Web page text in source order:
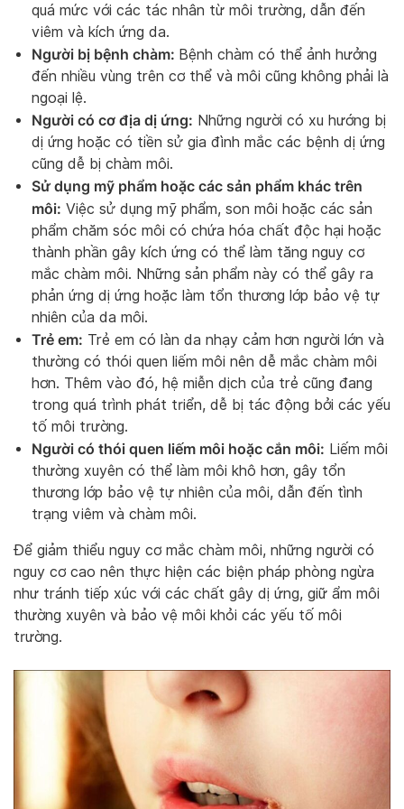
quá mức với các tác nhân từ môi trường, dẫn đến
viêm và kích ứng da.
Người bị bệnh chàm: Bệnh chàm có thể ảnh hưởng
đến nhiều vùng trên cơ thể và môi cũng không phải là
ngoại lệ.
Người có cơ địa dị ứng: Những người có xu hướng bị
dị ứng hoặc có tiền sử gia đình mắc các bệnh dị ứng
cũng dễ bị chàm môi.
Sử dụng mỹ phẩm hoặc các sản phẩm khác trên
môi: Việc sử dụng mỹ phẩm, son môi hoặc các sản
phẩm chăm sóc môi có chứa hóa chất độc hại hoặc
thành phần gây kích ứng có thể làm tăng nguy cơ
mắc chàm môi. Những sản phẩm này có thể gây ra
phản ứng dị ứng hoặc làm tổn thương lớp bảo vệ tự
nhiên của da môi.
Trẻ em: Trẻ em có làn da nhạy cảm hơn người lớn và
thường có thói quen liếm môi nên dễ mắc chàm môi
hơn. Thêm vào đó, hệ miễn dịch của trẻ cũng đang
trong quá trình phát triển, dễ bị tác động bởi các yếu
tố môi trường.
Người có thói quen liếm môi hoặc cắn môi: Liếm môi
thường xuyên có thể làm môi khô hơn, gây tổn
thương lớp bảo vệ tự nhiên của môi, dẫn đến tình
trạng viêm và chàm môi.
Để giảm thiểu nguy cơ mắc chàm môi, những người có
nguy cơ cao nên thực hiện các biện pháp phòng ngừa
như tránh tiếp xúc với các chất gây dị ứng, giữ ẩm môi
thường xuyên và bảo vệ môi khỏi các yếu tố môi
trường.